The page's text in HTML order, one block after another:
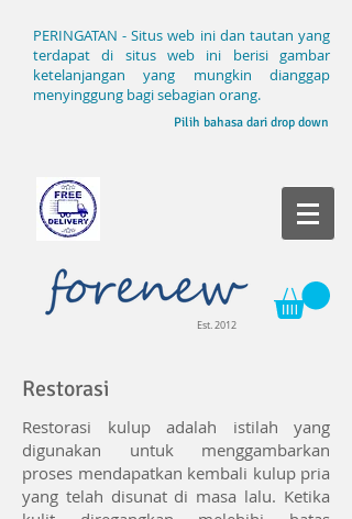
PERINGATAN - Situs web ini dan tautan yang
terdapat di situs web ini berisi gambar
ketelanjangan yang mungkin dianggap
menyinggung bagi sebagian orang.
Pilih bahasa dari drop down
Est. 2012
Restorasi
Restorasi kulup adalah istilah yang
digunakan untuk menggambarkan
proses mendapatkan kembali kulup pria
yang telah disunat di masa lalu. Ketika